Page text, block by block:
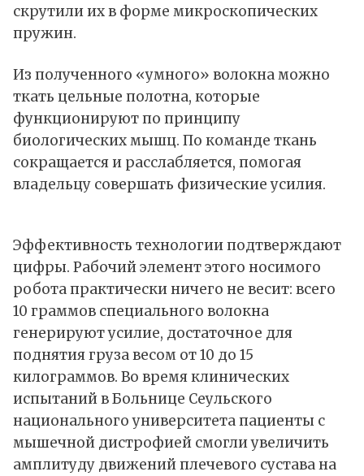
скрутили их в форме микроскопических
пружин.
Из полученного «умного» волокна можно
ткать цельные полотна, которые
функционируют по принципу
биологических мышц. По команде ткань
сокращается и расслабляется, помогая
владельцу совершать физические усилия.
Эффективность технологии подтверждают
цифры. Рабочий элемент этого носимого
робота практически ничего не весит: всего
10 граммов специального волокна
генерируют усилие, достаточное для
поднятия груза весом от 10 до 15
килограммов. Во время клинических
испытаний в Больнице Сеульского
национального университета пациенты с
мышечной дистрофией смогли увеличить
амплитуду движений плечевого сустава на